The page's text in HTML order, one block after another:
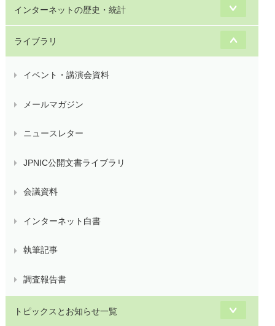
インターネットの歴史・統計
ライブラリ
イベント・講演会資料
メールマガジン
ニュースレター
JPNIC公開文書ライブラリ
会議資料
インターネット白書
執筆記事
調査報告書
トピックスとお知らせ一覧